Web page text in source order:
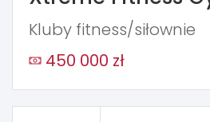
Kluby fitness/siłownie
450 000 zł